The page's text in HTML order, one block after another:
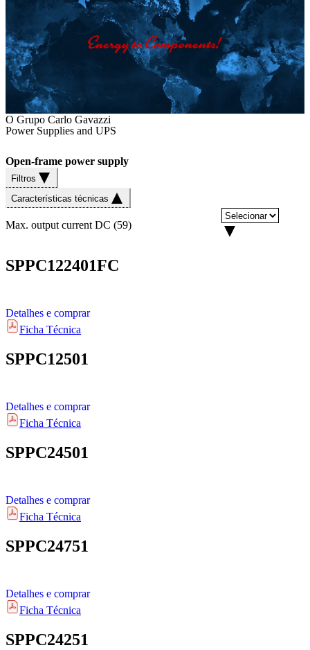
O Grupo Carlo Gavazzi
Power Supplies and UPS
Open-frame power supply
Filtros
Características técnicas
Max. output current DC (59)
SPPC122401FC
Detalhes e comprar
Ficha Técnica
SPPC12501
Detalhes e comprar
Ficha Técnica
SPPC24501
Detalhes e comprar
Ficha Técnica
SPPC24751
Detalhes e comprar
Ficha Técnica
SPPC24251